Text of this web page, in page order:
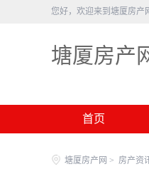
您好，欢迎来到塘厦房产
塘厦房产
首页
塘厦房产网 > 房产资